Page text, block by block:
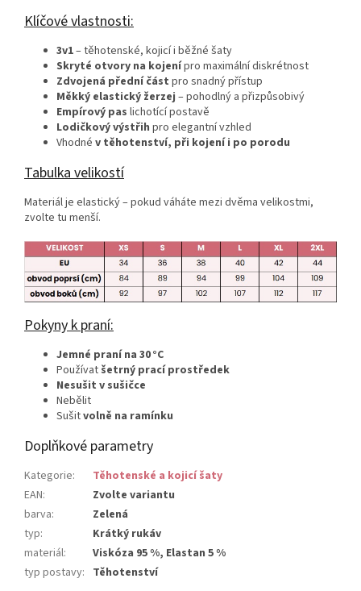
Klíčové vlastnosti:
3v1– těhotenské, kojicí i běžné šaty
Skryté otvory na kojenípro maximální diskrétnost
Zdvojená přední část pro snadný přístup
Měkký elastický žerzej – pohodlný a přizpůsobivý
Empírový pas lichotící postavě
Lodičkový výstřih pro elegantní vzhled
Vhodné v těhotenství, při kojení i po porodu
Tabulka velikostí
Materiál je elastický – pokud váháte mezi dvěma velikostmi,
zvolte tu menší.
Pokyny k praní:
Jemné praní na 30 °C
Používat šetrný prací prostředek
Nesušit v sušičce
Nebělit
Sušitvolně na ramínku
Doplňkové parametry
Kategorie:
Těhotenské a kojicí šaty
EAN:
Zvolte variantu
barva:
Zelená
typ:
Krátký rukáv
materiál:
Viskóza 95 %, Elastan 5 %
typ postavy: Těhotenství